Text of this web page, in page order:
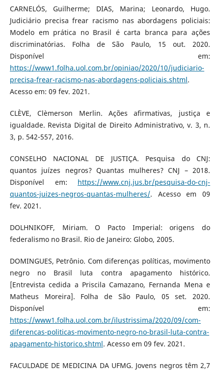
CARNELÓS, Guilherme; DIAS, Marina; Leonardo, Hugo.
Judiciário precisa frear racismo nas abordagens policiais:
Modelo em prática no Brasil é carta branca para ações
discriminatórias. Folha de São Paulo, 15 out. 2020.
Disponível em:
https://www1.folha.uol.com.br/opiniao/2020/10/judiciario-
precisa-frear-racismo-nas-abordagens-policiais.shtml.
Acesso em: 09 fev. 2021.
CLÈVE, Clèmerson Merlin. Ações afirmativas, justiça e
igualdade. Revista Digital de Direito Administrativo, v. 3, n.
3, p. 542-557, 2016.
CONSELHO NACIONAL DE JUSTIÇA. Pesquisa do CNJ:
quantos juízes negros? Quantas mulheres? CNJ – 2018.
Disponível em: https://www.cnj.jus.br/pesquisa-do-cnj-
quantos-juizes-negros-quantas-mulheres/. Acesso em 09
fev. 2021.
DOLHNIKOFF, Miriam. O Pacto Imperial: origens do
federalismo no Brasil. Rio de Janeiro: Globo, 2005.
DOMINGUES, Petrônio. Com diferenças políticas, movimento
negro no Brasil luta contra apagamento histórico.
[Entrevista cedida a Priscila Camazano, Fernanda Mena e
Matheus Moreira]. Folha de São Paulo, 05 set. 2020.
Disponível em:
https://www1.folha.uol.com.br/ilustrissima/2020/09/com-
diferencas-politicas-movimento-negro-no-brasil-luta-contra-
apagamento-historico.shtml. Acesso em 09 fev. 2021.
FACULDADE DE MEDICINA DA UFMG. Jovens negros têm 2,7